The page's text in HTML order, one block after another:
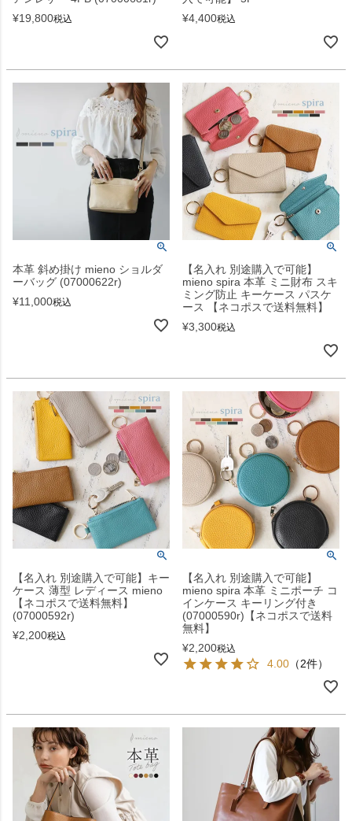
¥19,800税込
¥4,400税込
本革 斜め掛け mieno ショルダ
ーバッグ (07000622r)
¥11,000税込
【名入れ 別途購入で可能】
mieno spira 本革 ミニ財布 スキ
ミング防止 キーケース パスケ
ース 【ネコポスで送料無料】
¥3,300税込
【名入れ 別途購入で可能】キー
ケース 薄型 レディース mieno
【ネコポスで送料無料】
(07000592r)
¥2,200税込
【名入れ 別途購入で可能】
mieno spira 本革 ミニポーチ コ
インケース キーリング付き
(07000590r)【ネコポスで送料
無料】
¥2,200税込
4.00 （2件）